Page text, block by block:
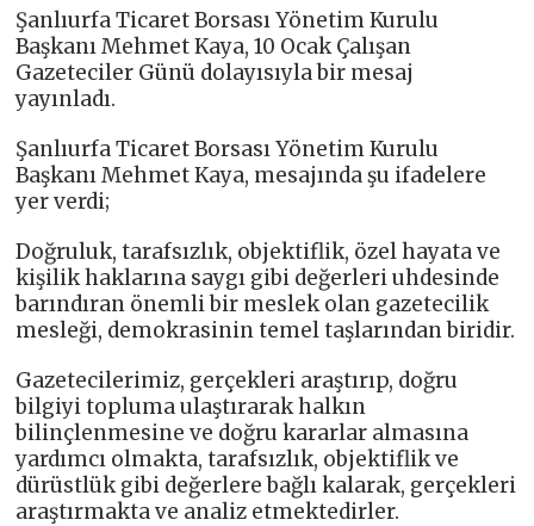
Şanlıurfa Ticaret Borsası Yönetim Kurulu
Başkanı Mehmet Kaya, 10 Ocak Çalışan
Gazeteciler Günü dolayısıyla bir mesaj
yayınladı.
Şanlıurfa Ticaret Borsası Yönetim Kurulu
Başkanı Mehmet Kaya, mesajında şu ifadelere
yer verdi;
Doğruluk, tarafsızlık, objektiflik, özel hayata ve
kişilik haklarına saygı gibi değerleri uhdesinde
barındıran önemli bir meslek olan gazetecilik
mesleği, demokrasinin temel taşlarından biridir.
Gazetecilerimiz, gerçekleri araştırıp, doğru
bilgiyi topluma ulaştırarak halkın
bilinçlenmesine ve doğru kararlar almasına
yardımcı olmakta, tarafsızlık, objektiflik ve
dürüstlük gibi değerlere bağlı kalarak, gerçekleri
araştırmakta ve analiz etmektedirler.